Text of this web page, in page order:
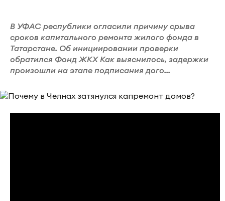
В УФАС республики огласили причину срыва
сроков капитального ремонта жилого фонда в
Татарстане. Об инициировании проверки
обратился Фонд ЖКХ Как выяснилось, задержки
произошли на этапе подписания дого...